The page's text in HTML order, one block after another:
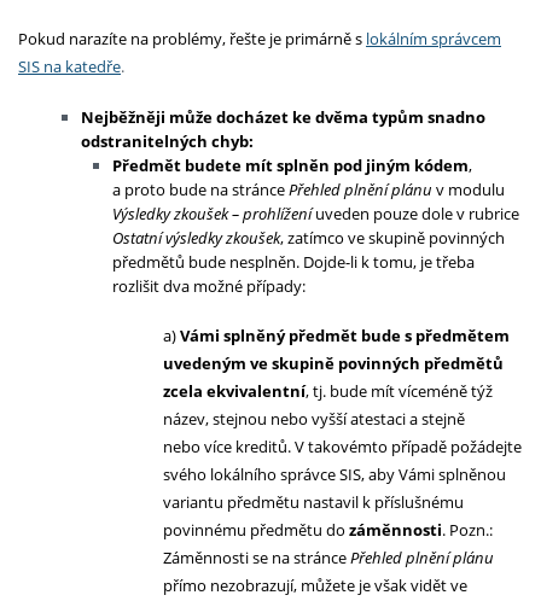
Pokud narazíte na problémy, řešte je primárně s lokálním správcem
SIS na katedře.
Nejběžněji může docházet ke dvěma typům snadno
odstranitelných chyb:
Předmět budete mít splněn pod jiným kódem,
a proto bude na stráncePřehled plnění plánu v modulu
Výsledky zkoušek – prohlíženíuveden pouze dole v rubrice
Ostatní výsledky zkoušek, zatímco ve skupině povinných
předmětů bude nesplněn. Dojde-li k tomu, je třeba
rozlišit dva možné případy:
a)Vámi splněný předmět bude s předmětem
uvedeným ve skupině povinných předmětů
zcela ekvivalentní, tj. bude mít víceméně týž
název, stejnou nebo vyšší atestaci a stejně
nebo více kreditů. V takovémto případě požádejte
svého lokálního správce SIS, aby Vámi splněnou
variantu předmětu nastavil k příslušnému
povinnému předmětu do záměnnosti. Pozn.:
Záměnnosti se na stráncePřehled plnění plánu
přímo nezobrazují, můžete je však vidět ve